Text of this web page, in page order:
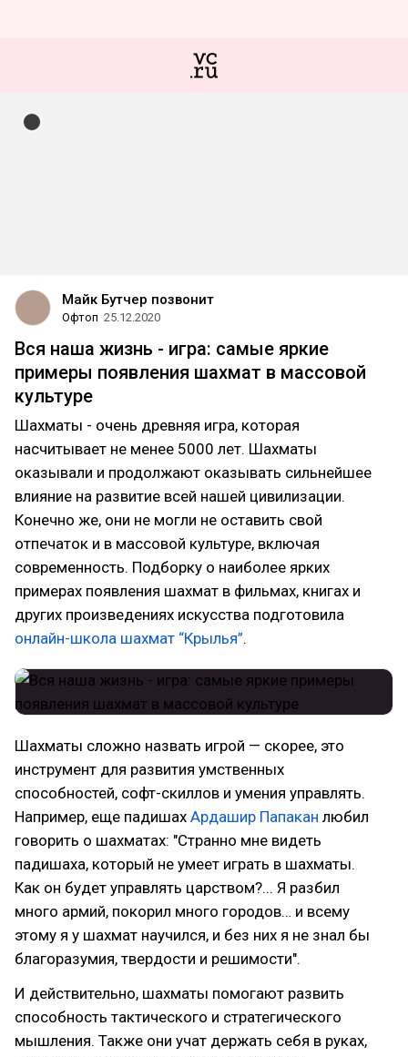
Майк Бутчер позвонит
Офтоп 25.12.2020
Вся наша жизнь - игра: самые яркие
примеры появления шахмат в массовой
культуре
Шахматы - очень древняя игра, которая
насчитывает не менее 5000 лет. Шахматы
оказывали и продолжают оказывать сильнейшее
влияние на развитие всей нашей цивилизации.
Конечно же, они не могли не оставить свой
отпечаток и в массовой культуре, включая
современность. Подборку о наиболее ярких
примерах появления шахмат в фильмах, книгах и
других произведениях искусства подготовила
онлайн-школа шахмат “Крылья”.
Шахматы сложно назвать игрой — скорее, это
инструмент для развития умственных
способностей, софт-скиллов и умения управлять.
Например, еще падишах Ардашир Папакан любил
говорить о шахматах: "Странно мне видеть
падишаха, который не умеет играть в шахматы.
Как он будет управлять царством?... Я разбил
много армий, покорил много городов… и всему
этому я у шахмат научился, и без них я не знал бы
благора­зумия, твердости и решимости".
И действительно, шахматы помогают развить
способность тактического и стратегического
мышления. Также они учат держать себя в руках,